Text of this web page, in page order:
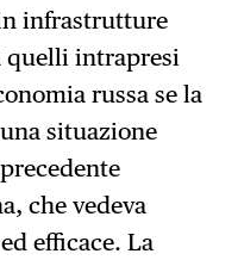
infrastrutture
quelli intrapresi
russa se la
situazione
che vedeva
efficace. La